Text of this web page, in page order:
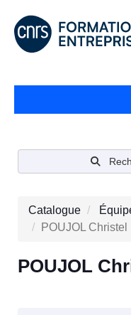
Catalogue
POUJOL Christel
POUJOL